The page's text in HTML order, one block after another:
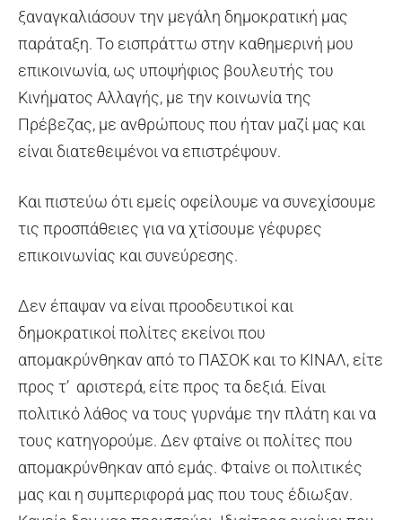
ξαναγκαλιάσουν την μεγάλη δημοκρατική μας
παράταξη. Το εισπράττω στην καθημερινή μου
επικοινωνία, ως υποψήφιος βουλευτής του
Κινήματος Αλλαγής, με την κοινωνία της
Πρέβεζας, με ανθρώπους που ήταν μαζί μας και
είναι διατεθειμένοι να επιστρέψουν.
Και πιστεύω ότι εμείς οφείλουμε να συνεχίσουμε
τις προσπάθειες για να χτίσουμε γέφυρες
επικοινωνίας και συνεύρεσης.
Δεν έπαψαν να είναι προοδευτικοί και
δημοκρατικοί πολίτες εκείνοι που
απομακρύνθηκαν από το ΠΑΣΟΚ και το ΚΙΝΑΛ, είτε
προς τ’ αριστερά, είτε προς τα δεξιά. Είναι
πολιτικό λάθος να τους γυρνάμε την πλάτη και να
τους κατηγορούμε. Δεν φταίνε οι πολίτες που
απομακρύνθηκαν από εμάς. Φταίνε οι πολιτικές
μας και η συμπεριφορά μας που τους έδιωξαν.